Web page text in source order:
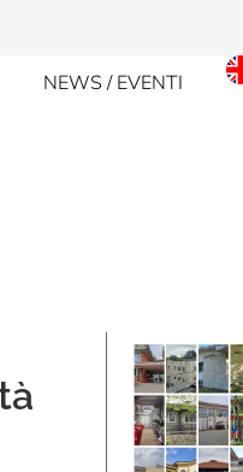
NEWS / EVENTI